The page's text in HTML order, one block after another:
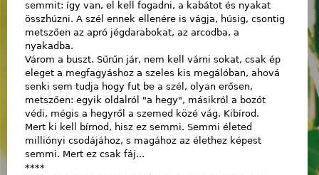
semmit: így van, el kell fogadni, a kabátot és nyakat
összhúzni. A szél ennek ellenére is vágja, húsig, csontig
metszően az apró jégdarabokat, az arcodba, a
nyakadba.
Várom a buszt. Sűrűn jár, nem kell várni sokat, csak ép
eleget a megfagyáshoz a szeles kis megálóban, ahová
senki sem tudja hogy fut be a szél, olyan erősen,
metszően: egyik oldalról "a hegy", másikról a bozót
védi, mégis a hegyről a szemed közé vág. Kibírod.
Mert ki kell bírnod, hisz ez semmi. Semmi életed
milliónyi csodájához, s magához az élethez képest
semmi. Mert ez csak fáj...
****